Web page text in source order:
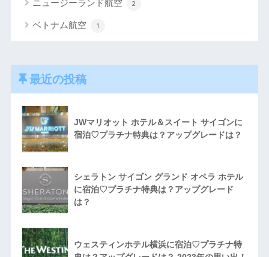
ニュージーランド航空 2
ベトナム航空 1
最近の投稿
JWマリオット ホテル＆スイート サイゴンに
宿泊♡プラチナ特典は？アップグレードは？
シェラトン サイゴン グランド オペラ ホテル
に宿泊♡プラチナ特典は？アップグレード
は？
ウェスティンホテル横浜に宿泊♡プラチナ特